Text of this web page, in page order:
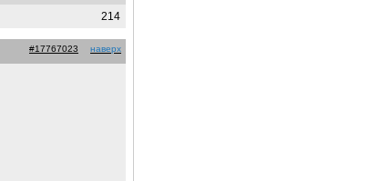
214
#17767023 наверх